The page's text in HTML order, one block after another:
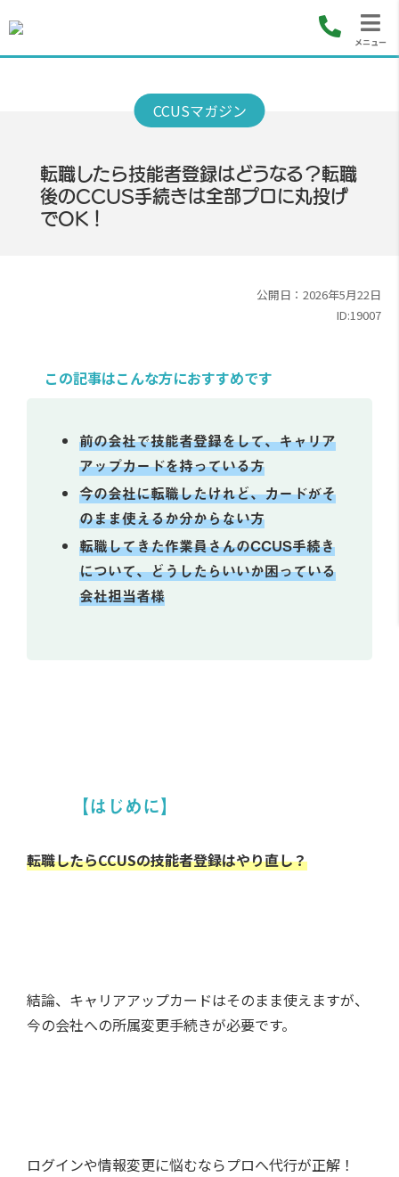
メニュー
転職したら技能者登録はどうなる？転職
後のCCUS手続きは全部プロに丸投げ
でOK！
公開日：2026年5月22日
ID:19007
この記事はこんな方におすすめです
前の会社で技能者登録をして、キャリア
アップカードを持っている方
今の会社に転職したけれど、カードがそ
のまま使えるか分からない方
転職してきた作業員さんのCCUS手続き
について、どうしたらいいか困っている
会社担当者様
【はじめに】
転職したらCCUSの技能者登録はやり直し？
結論、キャリアアップカードはそのまま使えますが、
今の会社への所属変更手続きが必要です。
ログインや情報変更に悩むならプロへ代行が正解！